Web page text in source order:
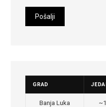
GRAD
Banja Luka